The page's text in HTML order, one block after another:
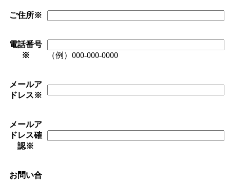
ご住所※
電話番号
※
（例）000-000-0000
メールア
ドレス※
メールア
ドレス確
認※
お問い合